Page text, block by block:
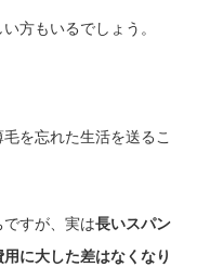
方もいるでしょう。
を忘れた生活を送るこ
すが、実は長いスパン
に大した差はなくなり